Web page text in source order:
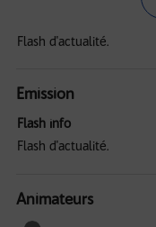
Flash d'actualité.
Emission
Flash info
Flash d'actualité.
Animateurs